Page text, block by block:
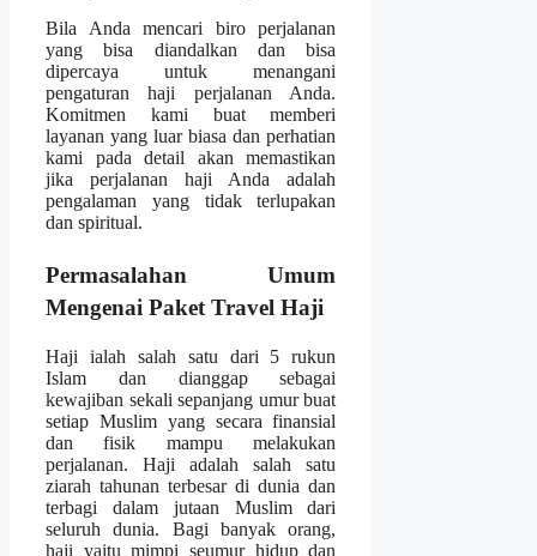
Bila Anda mencari biro perjalanan
yang bisa diandalkan dan bisa
dipercaya untuk menangani
pengaturan haji perjalanan Anda.
Komitmen kami buat memberi
layanan yang luar biasa dan perhatian
kami pada detail akan memastikan
jika perjalanan haji Anda adalah
pengalaman yang tidak terlupakan
dan spiritual.
Permasalahan Umum
Mengenai Paket Travel Haji
Haji ialah salah satu dari 5 rukun
Islam dan dianggap sebagai
kewajiban sekali sepanjang umur buat
setiap Muslim yang secara finansial
dan fisik mampu melakukan
perjalanan. Haji adalah salah satu
ziarah tahunan terbesar di dunia dan
terbagi dalam jutaan Muslim dari
seluruh dunia. Bagi banyak orang,
haji yaitu mimpi seumur hidup dan